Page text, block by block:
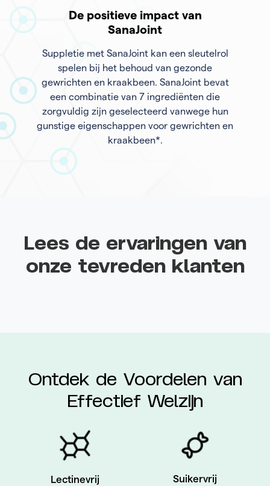
De positieve impact van
SanaJoint
Suppletie met SanaJoint kan een sleutelrol
spelen bij het behoud van gezonde
gewrichten en kraakbeen. SanaJoint bevat
een combinatie van 7 ingrediënten die
zorgvuldig zijn geselecteerd vanwege hun
gunstige eigenschappen voor gewrichten en
kraakbeen*.
Lees de ervaringen van
onze tevreden klanten
Ontdek de Voordelen van
Effectief Welzijn
Lectinevrij Suikervrij